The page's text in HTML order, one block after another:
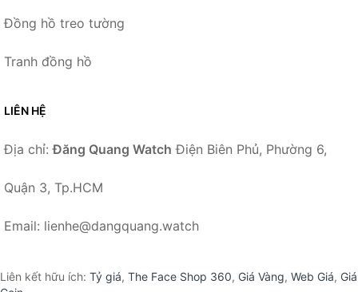
Đồng hồ treo tường
Tranh đồng hồ
LIÊN HỆ
Địa chỉ:Đăng Quang Watch Điện Biên Phủ, Phường 6,
Quận 3, Tp.HCM
Email: lienhe@dangquang.watch
Liên kết hữu ích: Tỷ giá, The Face Shop 360, Giá Vàng, Web Giá, Giá